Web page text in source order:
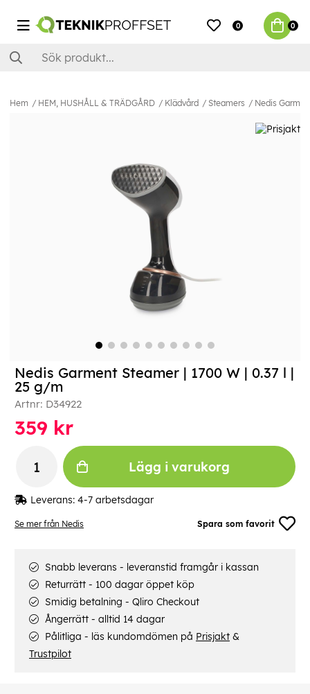
0 0
Hem HEM, HUSHÅLL & TRÄDGÅRD Klädvård Steamers Nedis
Se mer från Nedis Spara som favorit
Nedis Garment Steamer | 1700 W | 0.37 l |
25 g/m
Artnr: D34922
359 kr
Lägg i varukorg
Leverans: 4-7 arbetsdagar
Snabb leverans - leveranstid framgår i kassan
Returrätt - 100 dagar öppet köp
Smidig betalning - Qliro Checkout
Ångerrätt - alltid 14 dagar
Pålitliga - läs kundomdömen på Prisjakt &
Trustpilot